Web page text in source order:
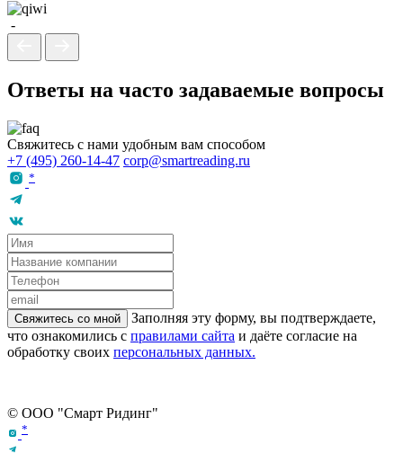
-
Ответы на часто задаваемые вопросы
Свяжитесь с нами удобным вам способом
+7 (495) 260-14-47 corp@smartreading.ru
*
Свяжитесь со мной
Заполняя эту форму, вы подтверждаете,
что ознакомились с правилами сайта и даёте согласие на
обработку своих персональных данных.
© ООО "Смарт Ридинг"
*